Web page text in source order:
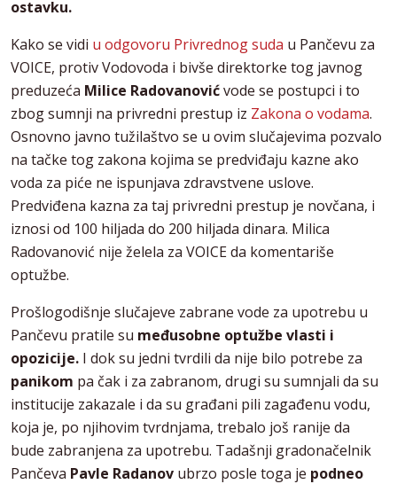
ostavku.
Kako se vidi u odgovoru Privrednog suda u Pančevu za
VOICE, protiv Vodovoda i bivše direktorke tog javnog
preduzeća Milice Radovanovićvode se postupci i to
zbog sumnji na privredni prestup iz Zakona o vodama.
Osnovno javno tužilaštvo se u ovim slučajevima pozvalo
na tačke tog zakona kojima se predviđaju kazne ako
voda za piće ne ispunjava zdravstvene uslove.
Predviđena kazna za taj privredni prestup je novčana, i
iznosi od 100 hiljada do 200 hiljada dinara. Milica
Radovanović nije želela za VOICE da komentariše
optužbe.
Prošlogodišnje slučajeve zabrane vode za upotrebu u
Pančevu pratile su međusobne optužbe vlasti i
opozicije. I dok su jedni tvrdili da nije bilo potrebe za
panikom pa čak i za zabranom, drugi su sumnjali da su
institucije zakazale i da su građani pili zagađenu vodu,
koja je, po njihovim tvrdnjama, trebalo još ranije da
bude zabranjena za upotrebu. Tadašnji gradonačelnik
Pančeva Pavle Radanov ubrzo posle toga je podneo